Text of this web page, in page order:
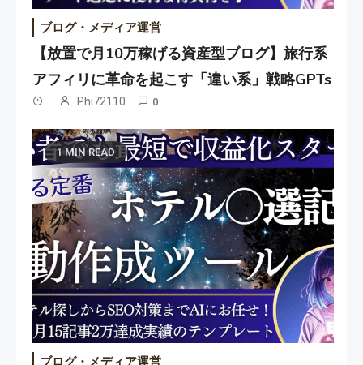
ブログ・メディア運営
【放置で月10万稼げる資産型ブログ】旅行系
アフィリに革命を起こす「違い系」戦略GPTs
Phi72110 0
1 MIN READ